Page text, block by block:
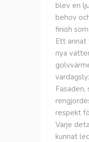
blev en
behov
finish
Ett
nya
respekt
Varje
kunnat